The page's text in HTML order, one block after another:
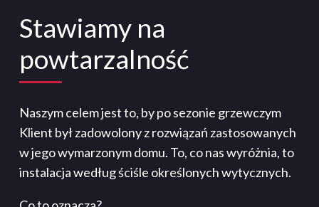
Stawiamy na
powtarzalność
Naszym celem jest to, by po sezonie grzewczym
Klient był zadowolony z rozwiązań zastosowanych
w jego wymarzonym domu. To, co nas wyróżnia, to
instalacja według ściśle określonych wytycznych.